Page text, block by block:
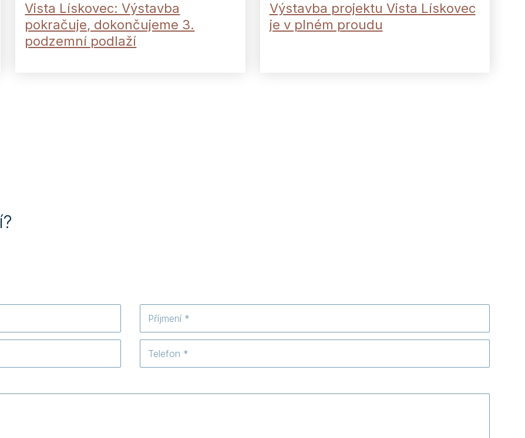
Vista Lískovec: Výstavba
pokračuje, dokončujeme 3.
podzemní podlaží
Výstavba projektu Vista Lískovec
je v plném proudu